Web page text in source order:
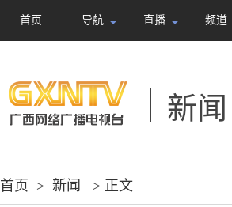
首页 导航 直播 频道
新闻
首页 > 新闻 > 正文